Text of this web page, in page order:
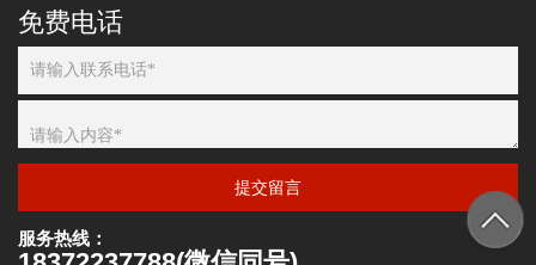
免费电话
提交留言
服务热线：